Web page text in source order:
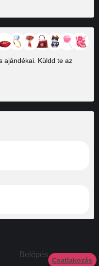
ajándékai. Küldd te az
Belépés
Csatlakozás